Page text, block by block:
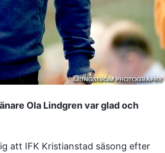
Ola Lindgren var glad och
att IFK Kristianstad säsong efter